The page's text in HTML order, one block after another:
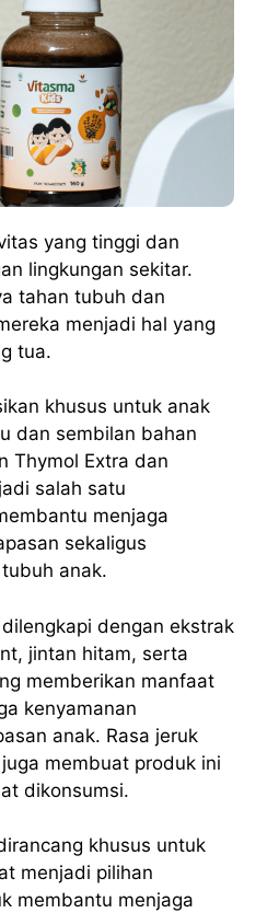
yang tinggi dan
lingkungan sekitar.
tahan tubuh dan
menjadi hal yang
tua.
khusus untuk anak
dan sembilan bahan
Thymol Extra dan
salah satu
menjaga
sekaligus
anak.
dengan ekstrak
jintan hitam, serta
memberikan manfaat
kenyamanan
anak. Rasa jeruk
membuat produk ini
dikonsumsi.
khusus untuk
menjadi pilihan
membantu menjaga